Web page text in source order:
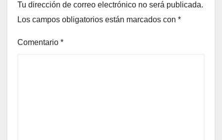
Tu dirección de correo electrónico no será publicada.
Los campos obligatorios están marcados con *
Comentario *